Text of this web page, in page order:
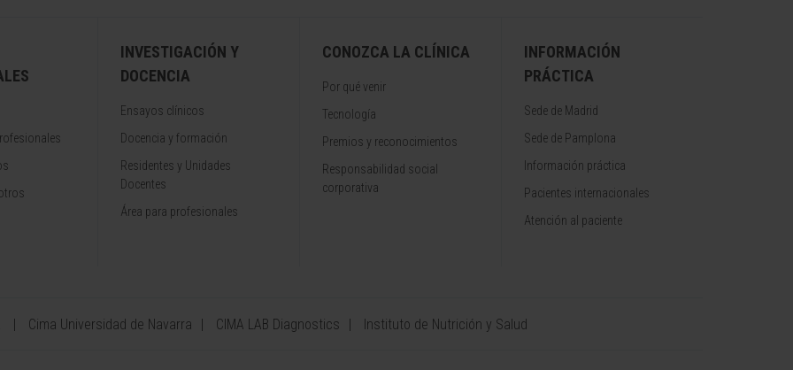
INVESTIGACIÓN Y
DOCENCIA
Ensayos clínicos
Docencia y formación
Residentes y Unidades
Docentes
Área para profesionales
CONOZCA LA CLÍNICA
Por qué venir
Tecnología
Premios y reconocimientos
Responsabilidad social
corporativa
INFORMACIÓN
PRÁCTICA
Sede de Madrid
Sede de Pamplona
Información práctica
Pacientes internacionales
Atención al paciente
Cima Universidad de Navarra CIMA LAB Diagnostics Instituto de Nutrición y Salud